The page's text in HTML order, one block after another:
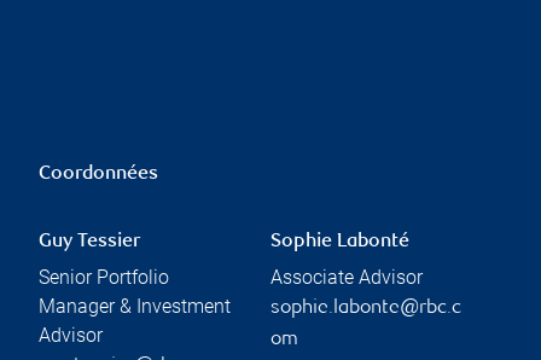
Coordonnées
Guy Tessier
Senior Portfolio
Manager & Investment
Advisor
Sophie Labonté
Associate Advisor
sophie.labonte@rbc.c
om